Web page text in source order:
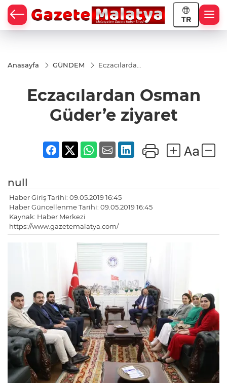
TR
Anasayfa GÜNDEM
Eczacılardan
ziyaret
Eczacılardan Osman
Güder’e ziyaret
null
Haber Giriş Tarihi: 09.05.2019 16:45
Haber Güncellenme Tarihi: 09.05.2019 16:45
Kaynak: Haber Merkezi
https://www.gazetemalatya.com/